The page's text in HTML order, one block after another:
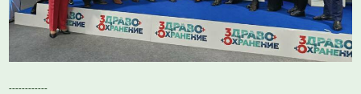
------------